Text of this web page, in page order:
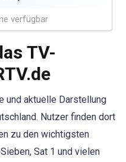
verfügbar
TV-
und aktuelle Darstellung
Nutzer finden dort
zu den wichtigsten
Sat 1 und vielen